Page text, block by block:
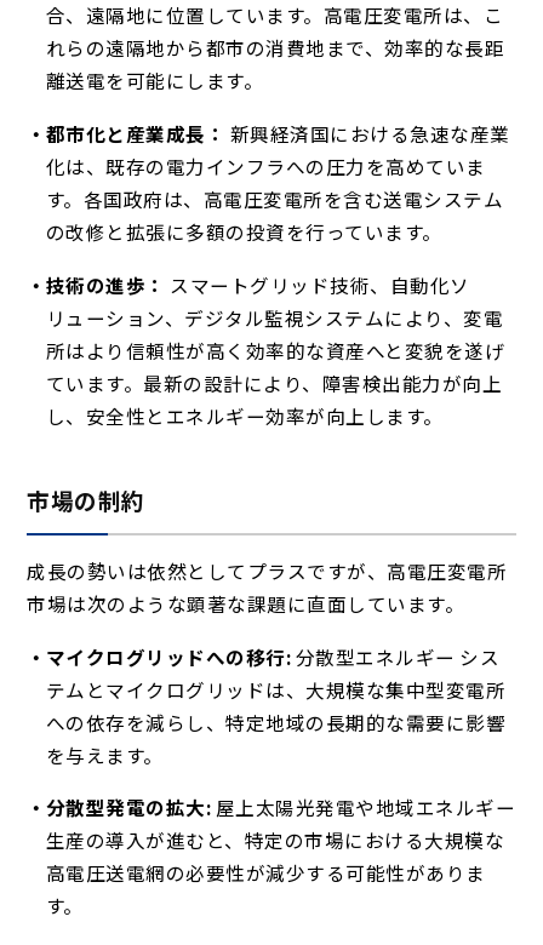
合、遠隔地に位置しています。高電圧変電所は、こ
れらの遠隔地から都市の消費地まで、効率的な長距
離送電を可能にします。
都市化と産業成長： 新興経済国における急速な産業
化は、既存の電力インフラへの圧力を高めていま
す。各国政府は、高電圧変電所を含む送電システム
の改修と拡張に多額の投資を行っています。
技術の進歩： スマートグリッド技術、自動化ソ
リューション、デジタル監視システムにより、変電
所はより信頼性が高く効率的な資産へと変貌を遂げ
ています。最新の設計により、障害検出能力が向上
し、安全性とエネルギー効率が向上します。
市場の制約
成長の勢いは依然としてプラスですが、高電圧変電所
市場は次のような顕著な課題に直面しています。
マイクログリッドへの移行:分散型エネルギー シス
テムとマイクログリッドは、大規模な集中型変電所
への依存を減らし、特定地域の長期的な需要に影響
を与えます。
分散型発電の拡大: 屋上太陽光発電や地域エネルギー
生産の導入が進むと、特定の市場における大規模な
高電圧送電網の必要性が減少する可能性がありま
す。